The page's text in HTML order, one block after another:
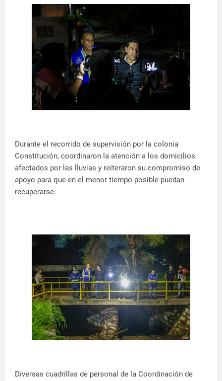
Durante el recorrido de supervisión por la colonia
Constitución, coordinaron la atención a los domicilios
afectados por las lluvias y reiteraron su compromiso de
apoyo para que en el menor tiempo posible puedan
recuperarse.
Diversas cuadrillas de personal de la Coordinación de